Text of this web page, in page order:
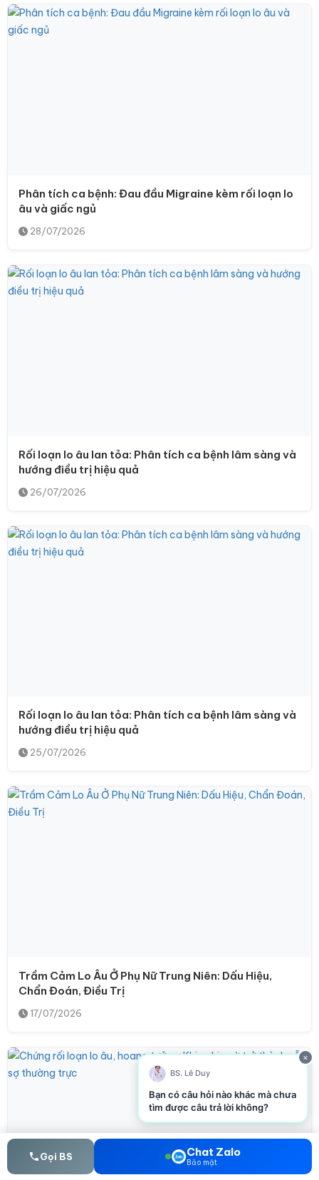
Phân tích ca bệnh: Đau đầu Migraine kèm rối loạn lo
âu và giấc ngủ
28/07/2026
Rối loạn lo âu lan tỏa: Phân tích ca bệnh lâm sàng và
hướng điều trị hiệu quả
26/07/2026
Rối loạn lo âu lan tỏa: Phân tích ca bệnh lâm sàng và
hướng điều trị hiệu quả
25/07/2026
Trầm Cảm Lo Âu Ở Phụ Nữ Trung Niên: Dấu Hiệu,
Chẩn Đoán, Điều Trị
17/07/2026
×
BS. Lê Duy
Bạn có câu hỏi nào khác mà chưa
tìm được câu trả lời không?
Gọi BS Chat Zalo
Bảo mật